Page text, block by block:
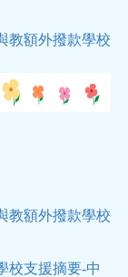
教額外撥款學校
教額外撥款學校
校支援摘要-中